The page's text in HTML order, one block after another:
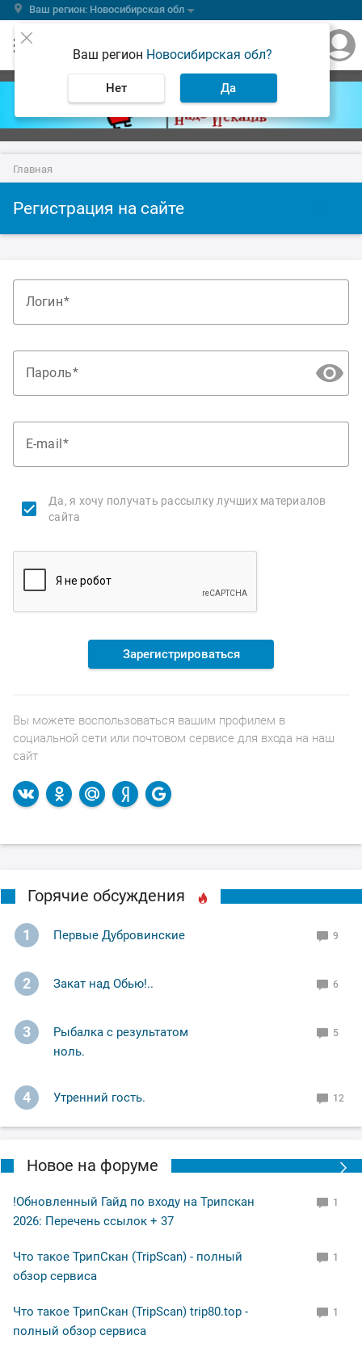
Ваш регион: Новосибирская обл
Ваш регион Новосибирская обл?
Нет Да
Главная
Регистрация на сайте
Логин
Пароль
E-mail
Да, я хочу получать рассылку лучших материалов
сайта
Зарегистрироваться
Вы можете воспользоваться вашим профилем в
социальной сети или почтовом сервисе для входа на наш
сайт
Горячие обсуждения
1 Первые Дубровинские 9
2 Закат над Обью!.. 6
3
Рыбалка с результатом
ноль.
5
4 Утренний гость. 12
Новое на форуме
!Обновленный Гайд по входу на Трипскан
2026: Перечень ссылок + 37
1
Что такое ТрипСкан (TripScan) - полный
обзор сервиса
1
Что такое ТрипСкан (TripScan) trip80.top -
полный обзор сервиса
1